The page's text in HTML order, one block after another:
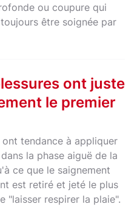
ou coupure qui
être soignée par
ont juste
le premier
tendance à appliquer
la phase aiguë de la
ce que le saignement
est retiré et jeté le plus
"laisser respirer la plaie".